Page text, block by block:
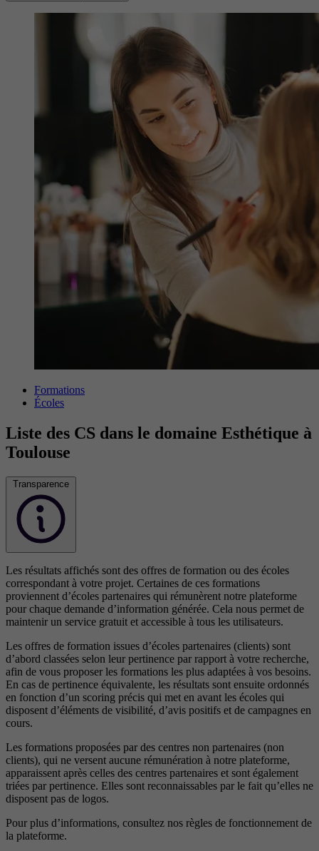
Formations
Écoles
Liste des CS dans le domaine Esthétique à
Toulouse
Transparence
Les résultats affichés sont des offres de formation ou des écoles
correspondant à votre projet. Certaines de ces formations
proviennent d’écoles partenaires qui rémunèrent notre plateforme
pour chaque demande d’information générée. Cela nous permet de
maintenir un service gratuit et accessible à tous les utilisateurs.
Les offres de formation issues d’écoles partenaires (clients) sont
d’abord classées selon leur pertinence par rapport à votre recherche,
afin de vous proposer les formations les plus adaptées à vos besoins.
En cas de pertinence équivalente, les résultats sont ensuite ordonnés
en fonction d’un scoring précis qui met en avant les écoles qui
disposent d’éléments de visibilité, d’avis positifs et de campagnes en
cours.
Les formations proposées par des centres non partenaires (non
clients), qui ne versent aucune rémunération à notre plateforme,
apparaissent après celles des centres partenaires et sont également
triées par pertinence. Elles sont reconnaissables par le fait qu’elles ne
disposent pas de logos.
Pour plus d’informations, consultez nos règles de fonctionnement de
la plateforme.